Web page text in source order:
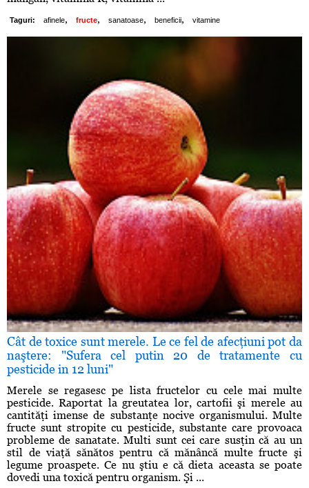
Taguri: afinele, fructe, sanatoase, beneficii, vitamine
Cât de toxice sunt merele. Le ce fel de afecţiuni pot da
naştere: "Sufera cel putin 20 de tratamente cu
pesticide in 12 luni"
Merele se regasesc pe lista fructelor cu cele mai multe
pesticide. Raportat la greutatea lor, cartofii şi merele au
cantităţi imense de substanţe nocive organismului. Multe
fructe sunt stropite cu pesticide, substante care provoaca
probleme de sanatate. Multi sunt cei care susţin că au un
stil de viaţă sănătos pentru că mănâncă multe fructe şi
legume proaspete. Ce nu ştiu e că dieta aceasta se poate
dovedi una toxică pentru organism. Şi ...